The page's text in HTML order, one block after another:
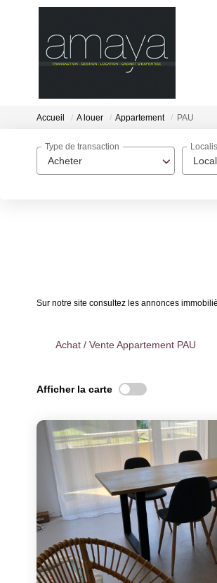
Accueil A louer Appartement PAU
Acheter
Type de transaction
Sur notre site consultez les annonces
Achat / Vente Appartement PAU
Afficher la carte